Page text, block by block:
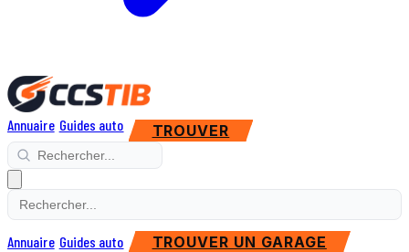
Annuaire Guides auto TROUVER
Annuaire Guides auto TROUVER UN GARAGE